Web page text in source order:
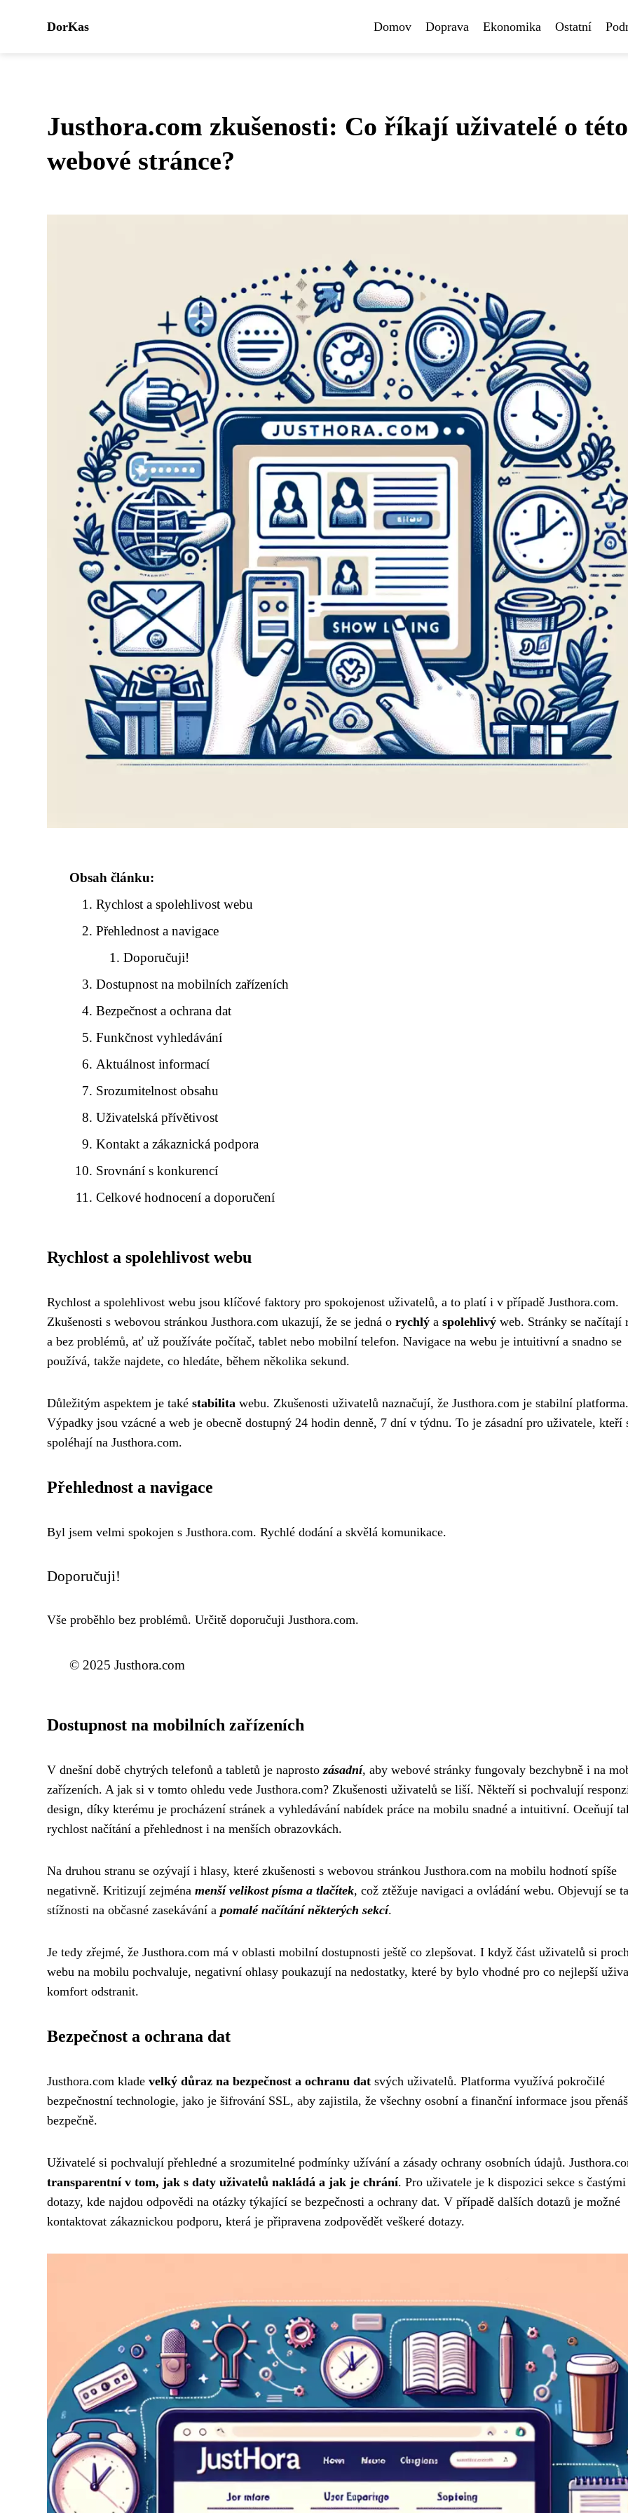
DorKas Domov Doprava Ekonomika Ostatní
Justhora.com zkušenosti: Co říkají uživatelé o této
webové stránce?
Obsah článku:
Rychlost a spolehlivost webu
Přehlednost a navigace
Doporučuji!
Dostupnost na mobilních zařízeních
Bezpečnost a ochrana dat
Funkčnost vyhledávání
Aktuálnost informací
Srozumitelnost obsahu
Uživatelská přívětivost
Kontakt a zákaznická podpora
Srovnání s konkurencí
Celkové hodnocení a doporučení
Rychlost a spolehlivost webu
Rychlost a spolehlivost webu jsou klíčové faktory pro spokojenost uživatelů, a to platí i v případě Justhora.com.
Zkušenosti s webovou stránkou Justhora.com ukazují, že se jedná o rychlý a spolehlivý web. Stránky se načítají
a bez problémů, ať už používáte počítač, tablet nebo mobilní telefon. Navigace na webu je intuitivní a snadno se
používá, takže najdete, co hledáte, během několika sekund.
Důležitým aspektem je také stabilita webu. Zkušenosti uživatelů naznačují, že Justhora.com je stabilní platforma.
Výpadky jsou vzácné a web je obecně dostupný 24 hodin denně, 7 dní v týdnu. To je zásadní pro uživatele, kteří
spoléhají na Justhora.com.
Přehlednost a navigace
Byl jsem velmi spokojen s Justhora.com. Rychlé dodání a skvělá komunikace.
Doporučuji!
Vše proběhlo bez problémů. Určitě doporučuji Justhora.com.
© 2025 Justhora.com
Dostupnost na mobilních zařízeních
V dnešní době chytrých telefonů a tabletů je naprostozásadní, aby webové stránky fungovaly bezchybně i na
zařízeních. A jak si v tomto ohledu vede Justhora.com? Zkušenosti uživatelů se liší. Někteří si pochvalují
design, díky kterému je procházení stránek a vyhledávání nabídek práce na mobilu snadné a intuitivní. Oceňují
rychlost načítání a přehlednost i na menších obrazovkách.
Na druhou stranu se ozývají i hlasy, které zkušenosti s webovou stránkou Justhora.com na mobilu hodnotí spíše
negativně. Kritizují zejména menší velikost písma a tlačítek, což ztěžuje navigaci a ovládání webu. Objevují se
stížnosti na občasné zasekávání a pomalé načítání některých sekcí.
Je tedy zřejmé, že Justhora.com má v oblasti mobilní dostupnosti ještě co zlepšovat. I když část uživatelů si
webu na mobilu pochvaluje, negativní ohlasy poukazují na nedostatky, které by bylo vhodné pro co nejlepší
komfort odstranit.
Bezpečnost a ochrana dat
Justhora.com klade velký důraz na bezpečnost a ochranu dat svých uživatelů. Platforma využívá pokročilé
bezpečnostní technologie, jako je šifrování SSL, aby zajistila, že všechny osobní a finanční informace jsou
bezpečně.
Uživatelé si pochvalují přehledné a srozumitelné podmínky užívání a zásady ochrany osobních údajů.
transparentní v tom, jak s daty uživatelů nakládá a jak je chrání. Pro uživatele je k dispozici sekce s častými
dotazy, kde najdou odpovědi na otázky týkající se bezpečnosti a ochrany dat. V případě dalších dotazů je možné
kontaktovat zákaznickou podporu, která je připravena zodpovědět veškeré dotazy.